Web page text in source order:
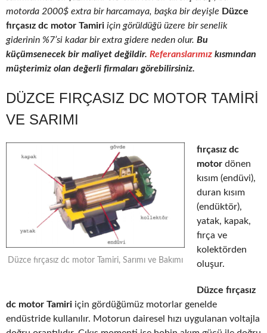
motorda 2000$ extra bir harcamaya, başka bir deyişle Düzce
fırçasız dc motor Tamiri için görüldüğü üzere bir senelik
giderinin %7’si kadar bir extra gidere neden olur. Bu
küçümsenecek bir maliyet değildir. Referanslarımız kısmından
müşterimiz olan değerli firmaları görebilirsiniz.
DÜZCE FIRÇASIZ DC MOTOR TAMIRI
VE SARIMI
Düzce fırçasız dc motor Tamiri, Sarımı ve Bakımı
fırçasız dc
motor dönen
kısım (endüvi),
duran kısım
(endüktör),
yatak, kapak,
fırça ve
kolektörden
oluşur.
Düzce fırçasız
dc motor Tamiri için gördüğümüz motorlar genelde
endüstride kullanılır. Motorun dairesel hızı uygulanan voltajla